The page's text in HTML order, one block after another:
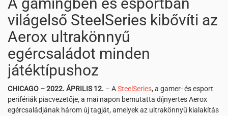
világelső SteelSeries kibővíti az
Aerox ultrakönnyű
egércsaládot minden
játéktípushoz
CHICAGO – 2022. ÁPRILIS 12. – ASteelSeries, a gamer- és esport
perifériák piacvezetője, a mai napon bemutatta díjnyertes Aerox
egércsaládjának három új tagját, amelyek az ultrakönnyű kialakítás